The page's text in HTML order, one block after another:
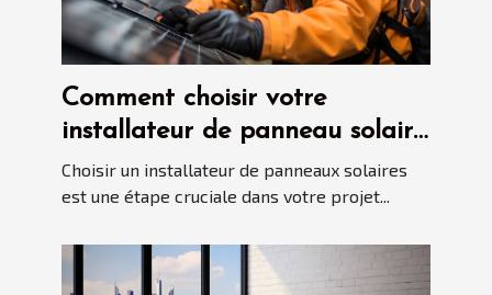
Comment choisir votre
installateur de panneau solaire
?
Choisir un installateur de panneaux solaires
est une étape cruciale dans votre projet...